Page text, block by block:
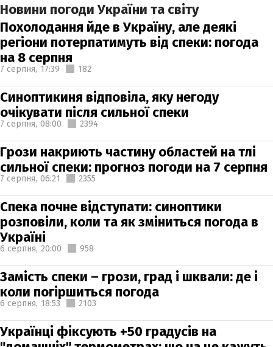
Новини погоди України та світу
Похолодання йде в Україну, але деякі
регіони потерпатимуть від спеки: погода
на 8 серпня
7 серпня, 17:39 182
Синоптикиня відповіла, яку негоду
очікувати після сильної спеки
7 серпня, 08:00 2394
Грози накриють частину областей на тлі
сильної спеки: прогноз погоди на 7 серпня
7 серпня, 06:21 2355
Спека почне відступати: синоптики
розповіли, коли та як зміниться погода в
Україні
6 серпня, 20:00 958
Замість спеки – грози, град і шквали: де і
коли погіршиться погода
6 серпня, 18:53 2103
Українці фіксують +50 градусів на